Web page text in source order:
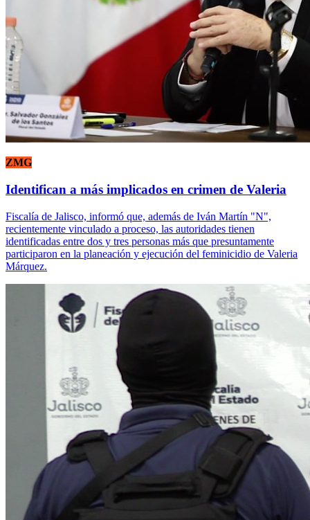
ZMG
Identifican a más implicados en crimen de Valeria
Fiscalía de Jalisco, informó que, además de Iván Martín "N",
recientemente vinculado a proceso, las autoridades tienen
identificadas entre dos y tres personas más que presuntamente
participaron en la planeación y ejecución del feminicidio de Valeria
Márquez.